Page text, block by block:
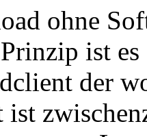
ohne
ist
der
ist